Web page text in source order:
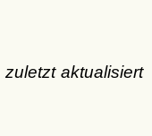
zuletzt aktualisiert